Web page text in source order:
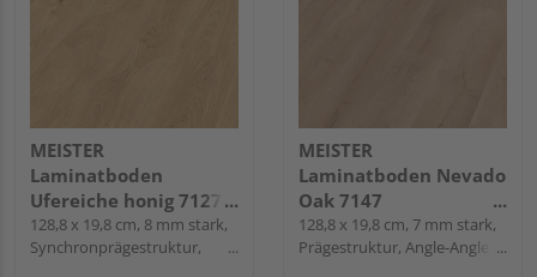
MEISTER
Laminatboden
Ufereiche honig 7127
Landhausdiele -
MeisterDesign.
128,8 x 19,8 cm, 8 mm stark,
Synchronprägestruktur,
MEISTER
Laminatboden Nevado
Oak 7147
Landhausdiele -
MeisterDesign.
128,8 x 19,8 cm, 7 mm stark,
Prägestruktur, Angle-Angle /